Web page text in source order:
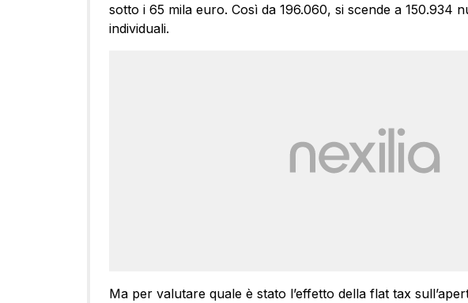
sotto i 65 mila euro. Così da 196.060, si scende a 150.934
individuali.
Ma per valutare quale è stato l’effetto della flat tax